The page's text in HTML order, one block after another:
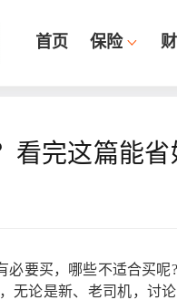
首页 保险
看完这篇能
必要买，哪些不适合买呢?
无论是新、老司机，讨